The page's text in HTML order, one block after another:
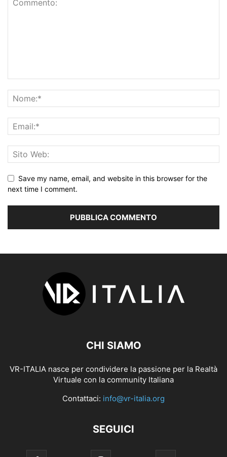
Save my name, email, and website in this browser for the
next time I comment.
CHI SIAMO
VR-ITALIA nasce per condividere la passione per la Realtà
Virtuale con la community Italiana
Contattaci: info@vr-italia.org
SEGUICI